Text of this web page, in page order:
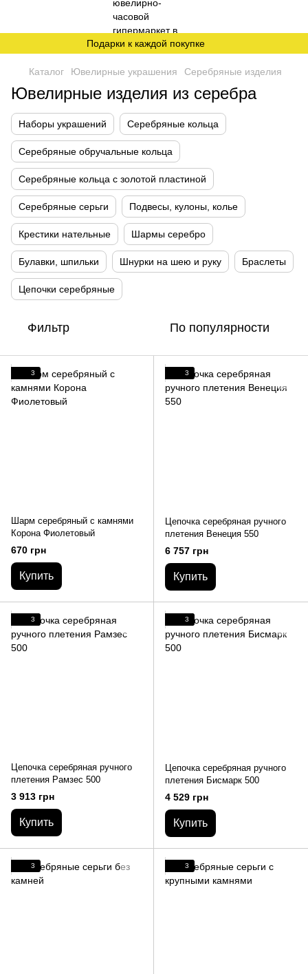
Подарки к каждой покупке
Каталог Ювелирные украшения Серебряные изделия
Ювелирные изделия из серебра
Наборы украшений Серебряные кольца
Серебряные обручальные кольца
Серебряные кольца с золотой пластиной
Серебряные серьги Подвесы, кулоны, колье
Крестики нательные Шармы серебро
Булавки, шпильки Шнурки на шею и руку Браслеты
Цепочки серебряные
Фильтр По популярности
3
Шарм серебряный с камнями
Корона Фиолетовый
670 грн
Купить
3
Цепочка серебряная ручного
плетения Венеция 550
6 757 грн
Купить
3
Цепочка серебряная ручного
плетения Рамзес 500
3 913 грн
Купить
3
Цепочка серебряная ручного
плетения Бисмарк 500
4 529 грн
Купить
3 3